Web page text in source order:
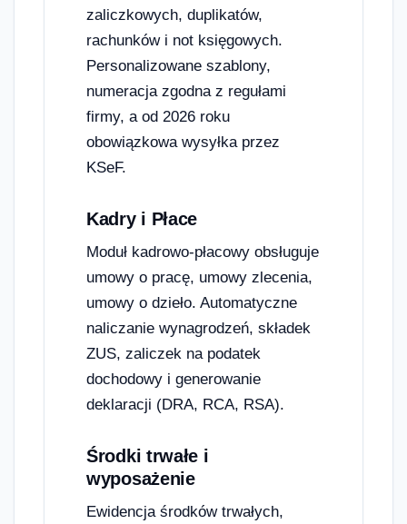
zaliczkowych, duplikatów,
rachunków i not księgowych.
Personalizowane szablony,
numeracja zgodna z regułami
firmy, a od 2026 roku
obowiązkowa wysyłka przez
KSeF.
Kadry i Płace
Moduł kadrowo-płacowy obsługuje
umowy o pracę, umowy zlecenia,
umowy o dzieło. Automatyczne
naliczanie wynagrodzeń, składek
ZUS, zaliczek na podatek
dochodowy i generowanie
deklaracji (DRA, RCA, RSA).
Środki trwałe i
wyposażenie
Ewidencja środków trwałych,